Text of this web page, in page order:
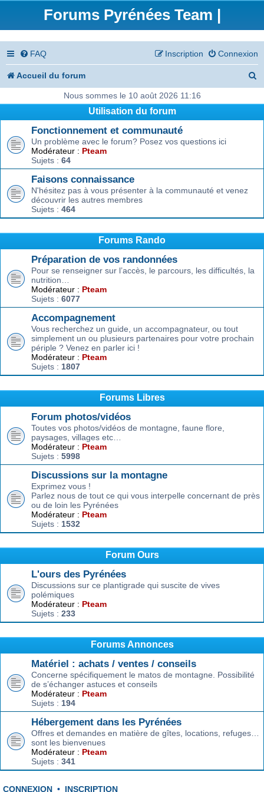
Forums Pyrénées Team |
FAQ Connexion
Inscription
Accueil du forum
e
Nous sommes le 10 août 2026 11:16
Utilisation du forum
Fonctionnement et communauté
Un problème avec le forum? Posez vos questions ici
Modérateur : Pteam
Sujets : 64
Faisons connaissance
N'hésitez pas à vous présenter à la communauté et venez
découvrir les autres membres
Sujets : 464
Forums Rando
Préparation de vos randonnées
Pour se renseigner sur l’accès, le parcours, les difficultés, la
nutrition…
Modérateur : Pteam
Sujets : 6077
Accompagnement
Vous recherchez un guide, un accompagnateur, ou tout
simplement un ou plusieurs partenaires pour votre prochain
périple ? Venez en parler ici !
Modérateur : Pteam
Sujets : 1807
Forums Libres
Forum photos/vidéos
Toutes vos photos/vidéos de montagne, faune flore,
paysages, villages etc…
Modérateur : Pteam
Sujets : 5998
Discussions sur la montagne
Exprimez vous !
Parlez nous de tout ce qui vous interpelle concernant de près
ou de loin les Pyrénées
Modérateur : Pteam
Sujets : 1532
Forum Ours
L'ours des Pyrénées
Discussions sur ce plantigrade qui suscite de vives
polémiques
Modérateur : Pteam
Sujets : 233
Forums Annonces
Matériel : achats / ventes / conseils
Concerne spécifiquement le matos de montagne. Possibilité
de s’échanger astuces et conseils
Modérateur : Pteam
Sujets : 194
Hébergement dans les Pyrénées
Offres et demandes en matière de gîtes, locations, refuges…
sont les bienvenues
Modérateur : Pteam
Sujets : 341
CONNEXION • INSCRIPTION